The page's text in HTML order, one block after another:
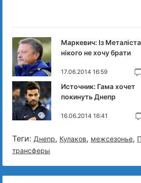
Маркевич: Із Металіста
нікого не хочу брати
17.06.2014 16:59
Источник: Гама хочет
покинуть Днепр
16.06.2014 16:41
Теги: Днепр, Кулаков, межсезонье,
трансферы